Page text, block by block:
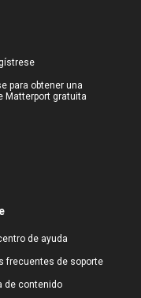
para obtener una
Matterport gratuita
de ayuda
frecuentes de soporte
de contenido